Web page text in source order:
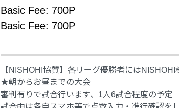
Basic Fee: 700P
Basic Fee: 700P
【NISHOHI協賛】各リーグ優勝者には
★朝からお昼までの大会
審判有りで試合行います、1人6試合程度の予定